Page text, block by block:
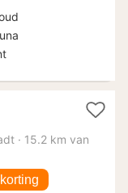
· 15.2 km van